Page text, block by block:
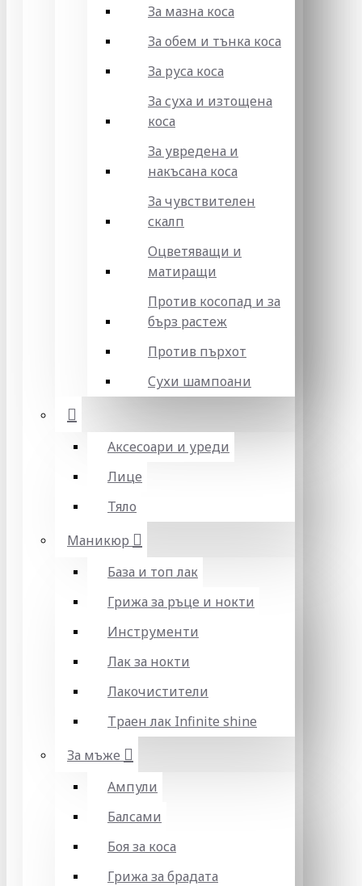
За мазна коса
За обем и тънка коса
За руса коса
За суха и изтощена
коса
За увредена и
накъсана коса
За чувствителен
скалп
Оцветяващи и
матиращи
Против косопад и за
бърз растеж
Против пърхот
Сухи шампоани
Аксесоари и уреди
Лице
Тяло
Маникюр
База и топ лак
Грижа за ръце и нокти
Инструменти
Лак за нокти
Лакочистители
Траен лак Infinite shine
За мъже
Ампули
Балсами
Боя за коса
Грижа за брадата